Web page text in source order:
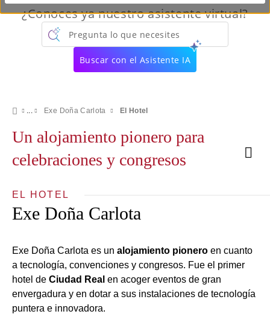
¿Conoces ya nuestro asistente virtual?
Pregunta lo que necesites
Buscar con el Asistente IA
Exe Doña Carlota El Hotel
Un alojamiento pionero para
celebraciones y congresos
EL HOTEL
Exe Doña Carlota
Exe Doña Carlota es un alojamiento pionero en cuanto
a tecnología, convenciones y congresos. Fue el primer
hotel de Ciudad Real en acoger eventos de gran
envergadura y en dotar a sus instalaciones de tecnología
puntera e innovadora.